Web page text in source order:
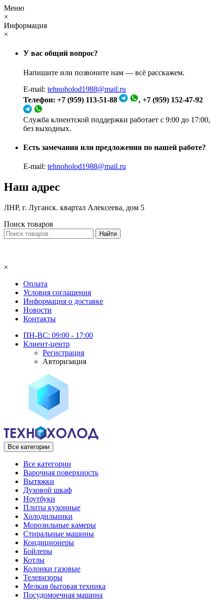
Меню
×
Информация
×
У вас общий вопрос?
Напишите или позвоните нам — всё расскажем.
E-mail: tehnoholod1988@mail.ru
Телефон: +7 (959) 113-51-88
, +7 (959) 152-47-92
Служба клиентской поддержки работает с 9:00 до 17:00,
без выходных.
Есть замечания или предложения по нашей работе?
E-mail: tehnoholod1988@mail.ru
Наш адрес
ЛНР, г. Луганск. квартал Алексеева, дом 5
Поиск товаров
×
Оплата
Условия соглашения
Информация о доставке
Новости
Контакты
ПН-ВС: 09:00 - 17:00
Клиент-центр
Регистрация
Авторизация
Все категории
Все категории
Варочная поверхность
Вытяжки
Духовой шкаф
Ноутбуки
Плиты кухонные
Холодильники
Морозильные камеры
Стиральные машины
Кондиционеры
Бойлеры
Котлы
Колонки газовые
Телевизоры
Мелкая бытовая техника
Посудомоечная машина